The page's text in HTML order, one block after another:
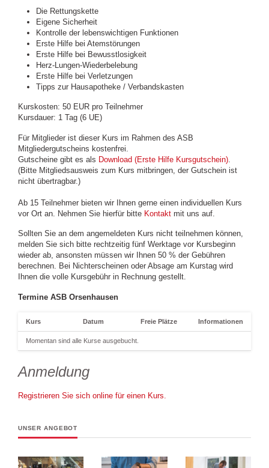
Die Rettungskette
Eigene Sicherheit
Kontrolle der lebenswichtigen Funktionen
Erste Hilfe bei Atemstörungen
Erste Hilfe bei Bewusstlosigkeit
Herz-Lungen-Wiederbelebung
Erste Hilfe bei Verletzungen
Tipps zur Hausapotheke / Verbandskasten
Kurskosten: 50 EUR pro Teilnehmer
Kursdauer: 1 Tag (6 UE)
Für Mitglieder ist dieser Kurs im Rahmen des ASB
Mitgliedergutscheins kostenfrei.
Gutscheine gibt es als Download (Erste Hilfe Kursgutschein).
(Bitte Mitgliedsausweis zum Kurs mitbringen, der Gutschein ist
nicht übertragbar.)
Ab 15 Teilnehmer bieten wir Ihnen gerne einen individuellen Kurs
vor Ort an. Nehmen Sie hierfür bitte Kontaktmit uns auf.
Sollten Sie an dem angemeldeten Kurs nicht teilnehmen können,
melden Sie sich bitte rechtzeitig fünf Werktage vor Kursbeginn
wieder ab, ansonsten müssen wir Ihnen 50 % der Gebühren
berechnen. Bei Nichterscheinen oder Absage am Kurstag wird
Ihnen die volle Kursgebühr in Rechnung gestellt.
Termine ASB Orsenhausen
Kurs Datum Freie Plätze Informationen
Momentan sind alle Kurse ausgebucht.
Anmeldung
Registrieren Sie sich online für einen Kurs.
UNSER ANGEBOT